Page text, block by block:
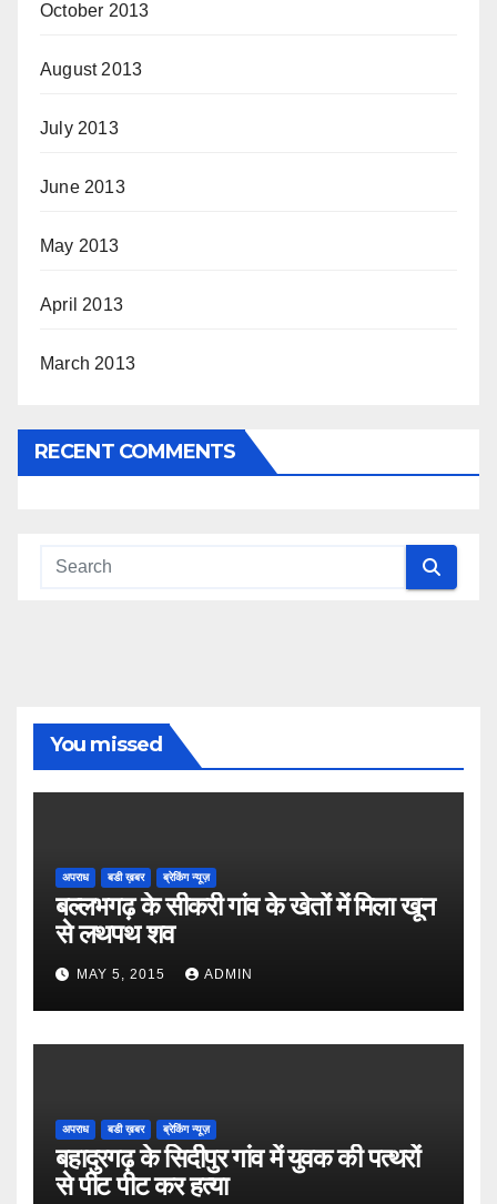
October 2013
August 2013
July 2013
June 2013
May 2013
April 2013
March 2013
RECENT COMMENTS
You missed
अपराध बडी ख़बर ब्रेकिंग न्यूज़
बल्लभगढ़ के सीकरी गांव के खेतों में मिला खून
से लथपथ शव
MAY 5, 2015 ADMIN
अपराध बडी ख़बर ब्रेकिंग न्यूज़
बहादुरगढ़ के सिदीपुर गांव में युवक की पत्थरों
से पीट पीट कर हत्या